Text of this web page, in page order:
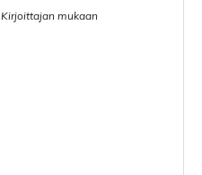
Kirjoittajan mukaan